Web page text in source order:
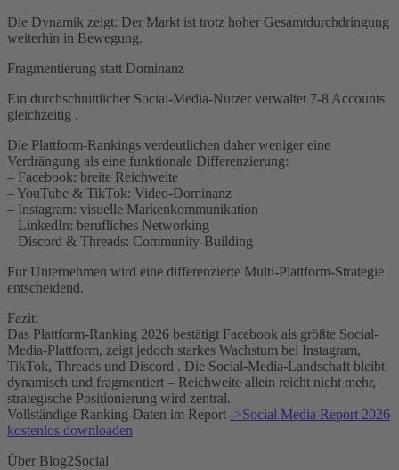
Die Dynamik zeigt: Der Markt ist trotz hoher Gesamtdurchdringung
weiterhin in Bewegung.
Fragmentierung statt Dominanz
Ein durchschnittlicher Social-Media-Nutzer verwaltet 7-8 Accounts
gleichzeitig .
Die Plattform-Rankings verdeutlichen daher weniger eine
Verdrängung als eine funktionale Differenzierung:
– Facebook: breite Reichweite
– YouTube & TikTok: Video-Dominanz
– Instagram: visuelle Markenkommunikation
– LinkedIn: berufliches Networking
– Discord & Threads: Community-Building
Für Unternehmen wird eine differenzierte Multi-Plattform-Strategie
entscheidend.
Fazit:
Das Plattform-Ranking 2026 bestätigt Facebook als größte Social-
Media-Plattform, zeigt jedoch starkes Wachstum bei Instagram,
TikTok, Threads und Discord . Die Social-Media-Landschaft bleibt
dynamisch und fragmentiert – Reichweite allein reicht nicht mehr,
strategische Positionierung wird zentral.
Vollständige Ranking-Daten im Report ->Social Media Report 2026
kostenlos downloaden
Über Blog2Social